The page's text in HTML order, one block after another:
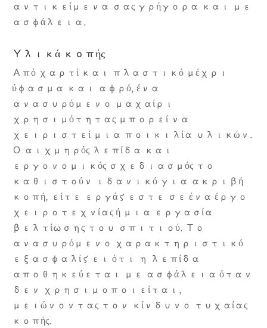
αντικείμενα σας γρήγορα και με
ασφάλεια.
Υλικά κοπής
Από χαρτί και πλαστικό μέχρι
ύφασμα και αφρό, ένα
ανασυρόμενο μαχαίρι
χρησιμότητας μπορεί να
χειριστεί μια ποικιλία υλικών.
Ο αιχμηρός λεπίδα και
εργονομικός σχεδιασμός το
καθιστούν ιδανικό για ακριβή
κοπή, είτε εργάζεστε σε ένα έργο
χειροτεχνίας ή μια εργασία
βελτίωσης του σπιτιού. Το
ανασυρόμενο χαρακτηριστικό
εξασφαλίζει ότι η λεπίδα
αποθηκεύεται με ασφάλεια όταν
δεν χρησιμοποιείται,
μειώνοντας τον κίνδυνο τυχαίας
κοπής.